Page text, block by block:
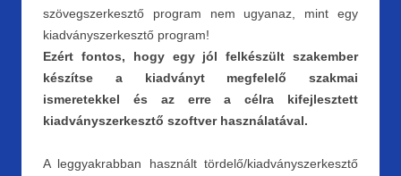
szövegszerkesztő program nem ugyanaz, mint egy
kiadványszerkesztő program!
Ezért fontos, hogy egy jól felkészült szakember
készítse a kiadványt megfelelő szakmai
ismeretekkel és az erre a célra kifejlesztett
kiadványszerkesztő szoftver használatával.
A leggyakrabban használt tördelő/kiadványszerkesztő